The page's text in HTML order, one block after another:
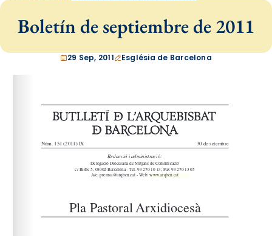
Boletín de septiembre de 2011
29 Sep, 2011 Església de Barcelona
arqbcn.cat - Web: www.arqbcn.cat